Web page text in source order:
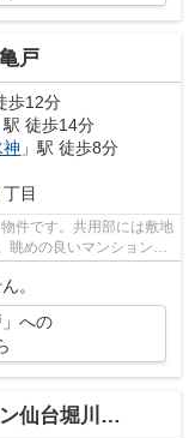
戸
歩12分
駅 徒歩14分
」駅 徒歩8分
丁目
件です。共用部には敷地
めの良いマンション探
。
」への
台堀川公園